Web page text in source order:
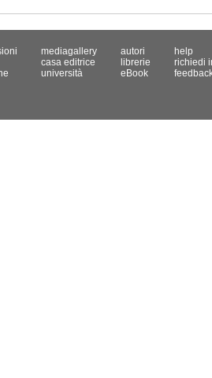
mediagallery
casa editrice
università
autori
librerie
eBook
help
richiedi